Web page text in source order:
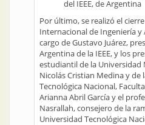
del IEEE, de Argentina
Por último, se realizó el
Internacional de Ingeniería y
cargo de Gustavo Juárez,
Argentina de la IEEE, y los
estudiantil de la Universidad
Nicolás Cristian Medina y de
Tecnológica Nacional,
Arianna Abril García y el
Nasrallah, consejero de la
Universidad Tecnológica